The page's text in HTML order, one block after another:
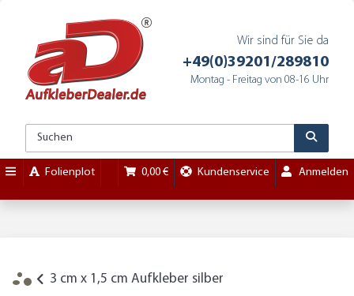
Wir sind für Sie da
+49(0)39201/289810
Montag - Freitag von 08-16 Uhr
Folienplot 0,00 € Kundenservice Anmelden
3 cm x 1,5 cm Aufkleber silber